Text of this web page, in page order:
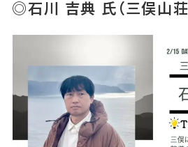
◎石川 吉典 氏（三俣山